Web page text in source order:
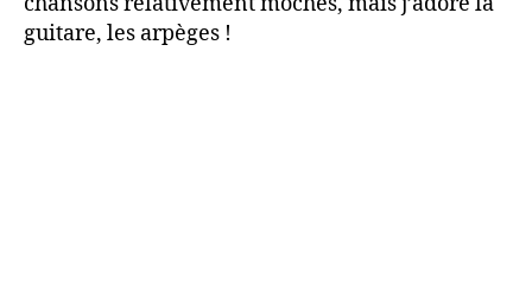
guitare, les arpèges !